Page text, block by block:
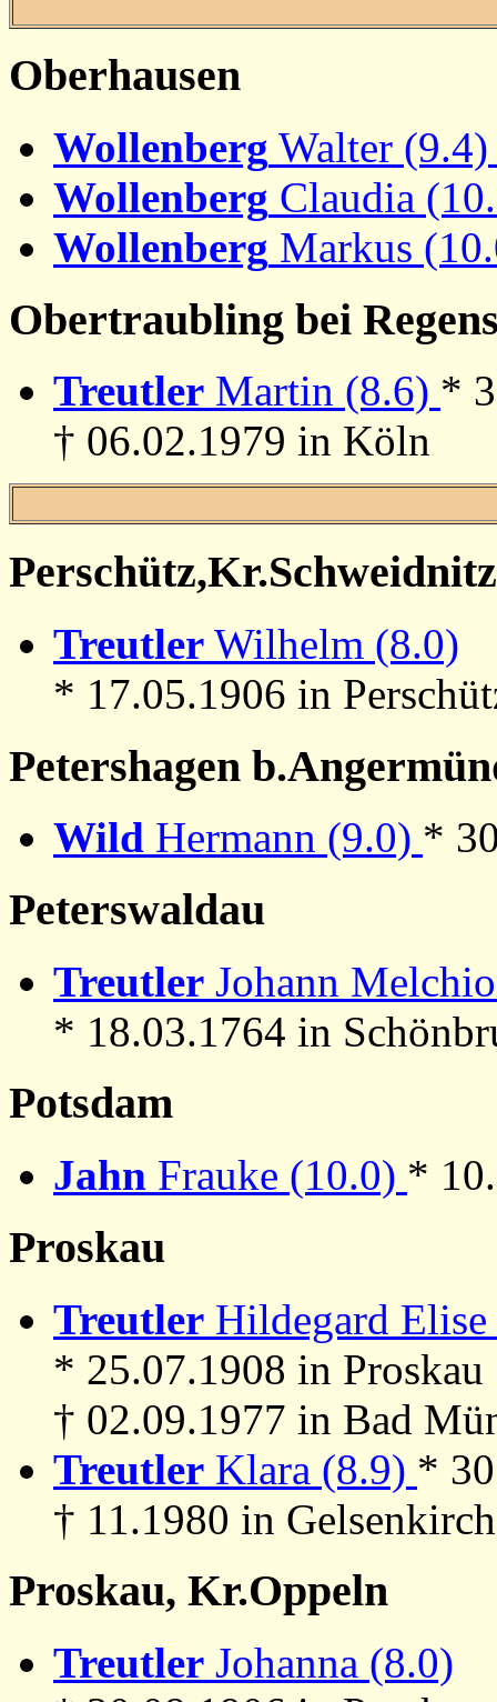
Oberhausen
Wollenberg Walter
Wollenberg Claudia
Wollenberg Markus
Obertraubling bei
Treutler Martin (8.6) *
† 06.02.1979 in Köln
Perschütz,Kr.Schweidnitz
Treutler Wilhelm (8.0)
* 17.05.1906 in
Petershagen
Wild Hermann (9.0) *
Peterswaldau
Treutler Johann
* 18.03.1764 in
Potsdam
Jahn Frauke (10.0) *
Proskau
Treutler Hildegard
* 25.07.1908 in Proskau
† 02.09.1977 in Bad
Treutler Klara (8.9) *
† 11.1980 in
Proskau, Kr.Oppeln
Treutler Johanna (8.0)